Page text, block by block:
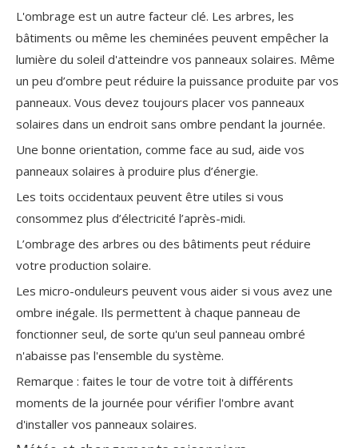
L'ombrage est un autre facteur clé. Les arbres, les
bâtiments ou même les cheminées peuvent empêcher la
lumière du soleil d'atteindre vos panneaux solaires. Même
un peu d’ombre peut réduire la puissance produite par vos
panneaux. Vous devez toujours placer vos panneaux
solaires dans un endroit sans ombre pendant la journée.
Une bonne orientation, comme face au sud, aide vos
panneaux solaires à produire plus d’énergie.
Les toits occidentaux peuvent être utiles si vous
consommez plus d’électricité l’après-midi.
L’ombrage des arbres ou des bâtiments peut réduire
votre production solaire.
Les micro-onduleurs peuvent vous aider si vous avez une
ombre inégale. Ils permettent à chaque panneau de
fonctionner seul, de sorte qu'un seul panneau ombré
n'abaisse pas l'ensemble du système.
Remarque : faites le tour de votre toit à différents
moments de la journée pour vérifier l'ombre avant
d'installer vos panneaux solaires.